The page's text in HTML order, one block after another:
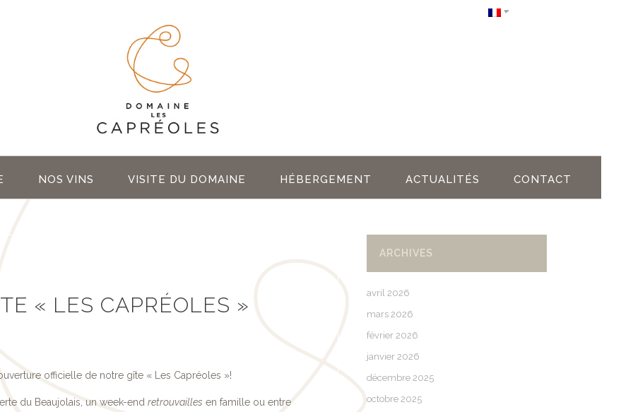
NOS VINS VISITE DU DOMAINE HÉBERGEMENT ACTUALITÉS CONTACT
« LES CAPRÉOLES »
officielle de notre gîte « Les Capréoles »!
du Beaujolais, un week-end retrouvailles en famille ou entre
ARCHIVES
avril 2026
mars 2026
février 2026
janvier 2026
décembre 2025
octobre 2025